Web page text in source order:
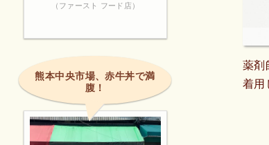
薬剤
着用
（ファースト フード店）
熊本中央市場、赤牛丼で満
腹！